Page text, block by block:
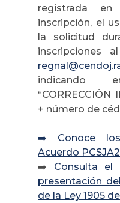
registrada
inscripción, el
la solicitud
inscripciones
indicando
“CORRECCIÓN
+ número de
➡️ Conoce
Acuerdo
➡️ Consulta el
presentación
de la Ley 1905